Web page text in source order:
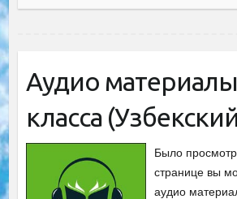
Аудио
класса
Было
странице вы
аудио